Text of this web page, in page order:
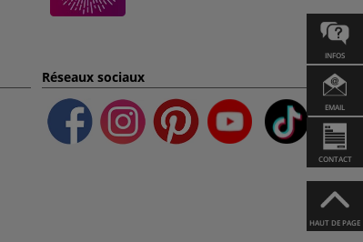
INFOS
EMAIL
CONTACT
HAUT DE PAGE
Réseaux sociaux